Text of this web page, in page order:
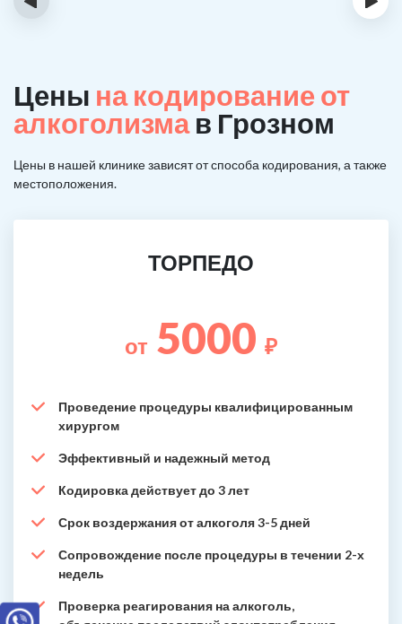
Цены на кодирование от
алкоголизмав Грозном
Цены в нашей клинике зависят от способа кодирования, а также
местоположения.
ТОРПЕДО
от 5000 ₽
Проведение процедуры квалифицированным
хирургом
Эффективный и надежный метод
Кодировка действует до 3 лет
Срок воздержания от алкоголя 3-5 дней
Сопровождение после процедуры в течении 2-х
недель
Проверка реагирования на алкоголь,